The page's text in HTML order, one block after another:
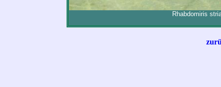
Rhabdomiris